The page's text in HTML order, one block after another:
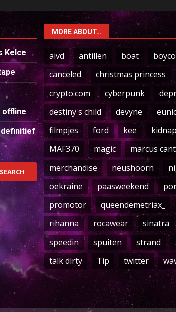
Kelce
offline
definitief
MORE ABOUT…
aivd antillen boat
canceled
christmas princess
crypto.com
cyberpunk
destiny's child
devyne
filmpjes
ford kee kidnap
MAF370
magic
marcus
merchandise
neushoorn
oekraine
paasweekend
promotor
queendemetriax_
rihanna
rocawear sinatra
speedin
spuiten strand
talk dirty
Tip twitter